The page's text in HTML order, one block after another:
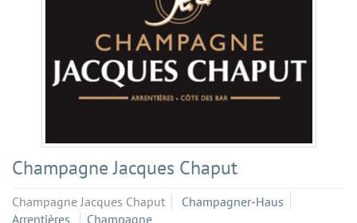
Champagne Jacques Chaput
Champagne Jacques Chaput
Champagner-Haus
Arrentières
Champagne